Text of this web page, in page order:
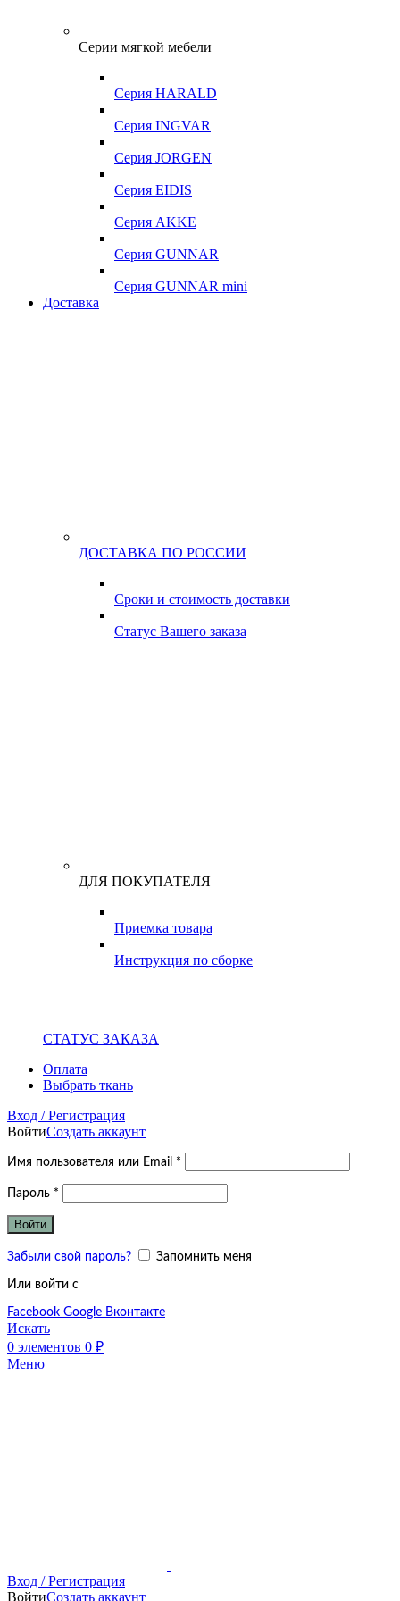
Серии мягкой мебели
Серия HARALD
Серия INGVAR
Серия JORGEN
Серия EIDIS
Серия AKKE
Серия GUNNAR
Серия GUNNAR mini
Доставка
ДОСТАВКА ПО РОССИИ
Сроки и стоимость доставки
Статус Вашего заказа
ДЛЯ ПОКУПАТЕЛЯ
Приемка товара
Инструкция по сборке
СТАТУС ЗАКАЗА
Оплата
Выбрать ткань
Вход / Регистрация
ВойтиСоздать аккаунт
Имя пользователя или Email *
Пароль *
Войти
Забыли свой пароль? Запомнить меня
Или войти с
Facebook Google Вконтакте
Искать
0 элементов 0 ₽
Меню
Вход / Регистрация
ВойтиСоздать аккаунт